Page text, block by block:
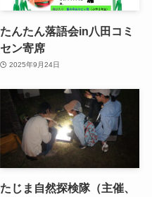
たんたん落語会in八田コミ
セン寄席
2025年9月24日
たじま自然探検隊（主催、